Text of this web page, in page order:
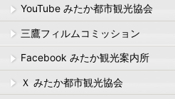
YouTube みたか都市観光協会
三鷹フィルムコミッション
Facebook みたか観光案内所
Ｘ みたか都市観光協会